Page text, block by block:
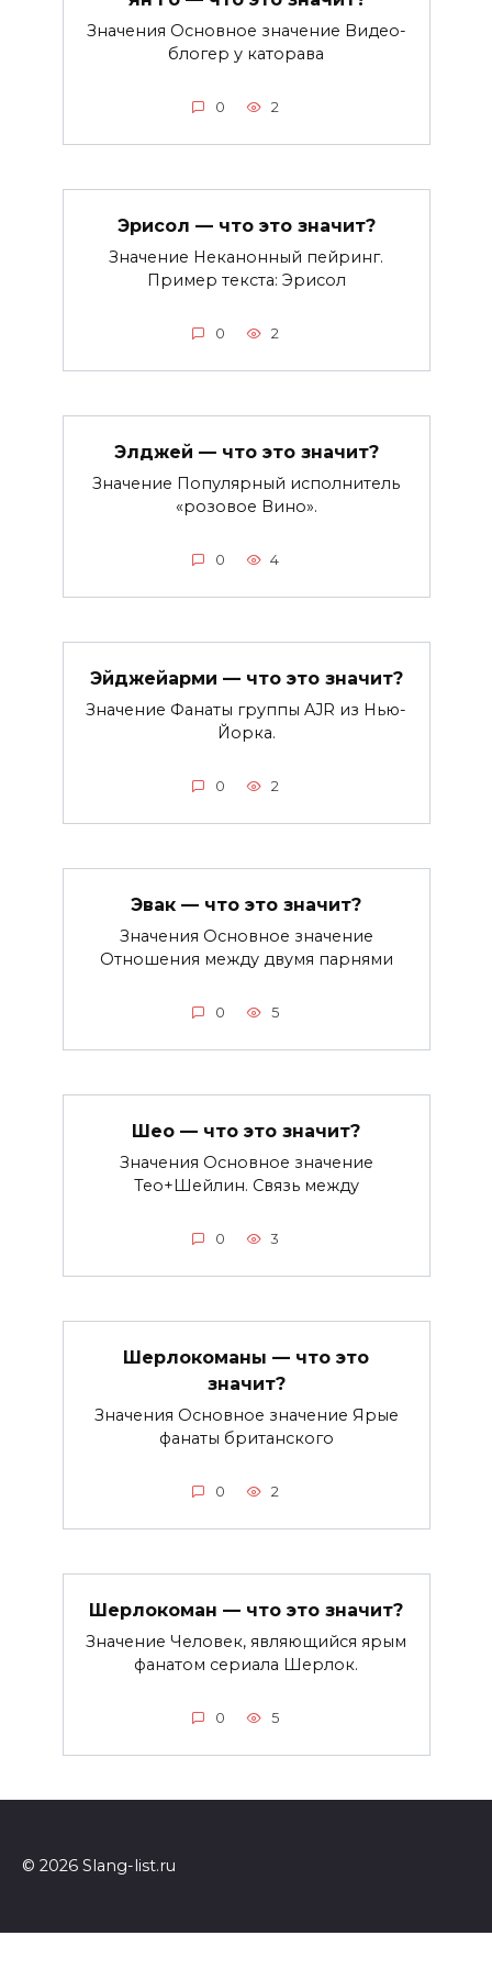
Значения Основное значение Видео-
блогер у каторава
0 2
Эрисол — что это значит?
Значение Неканонный пейринг.
Пример текста: Эрисол
0 2
Элджей — что это значит?
Значение Популярный исполнитель
«розовое Вино».
0 4
Эйджейарми — что это значит?
Значение Фанаты группы AJR из Нью-
Йорка.
0 2
Эвак — что это значит?
Значения Основное значение
Отношения между двумя парнями
0 5
Шео — что это значит?
Значения Основное значение
Тео+Шейлин. Связь между
0 3
Шерлокоманы — что это
значит?
Значения Основное значение Ярые
фанаты британского
0 2
Шерлокоман — что это значит?
Значение Человек, являющийся ярым
фанатом сериала Шерлок.
0 5
© 2026 Slang-list.ru